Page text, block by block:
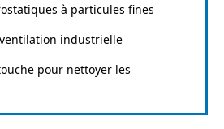
à particules fines
industrielle
pour nettoyer les